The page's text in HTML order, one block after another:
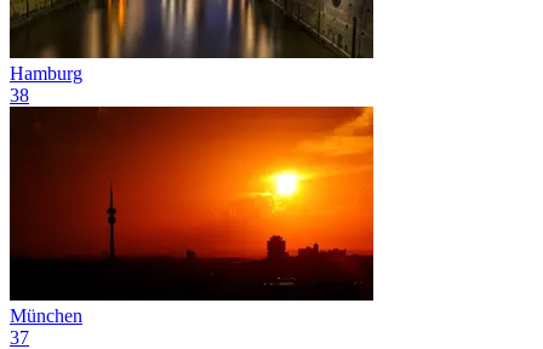
Hamburg
38
München
37